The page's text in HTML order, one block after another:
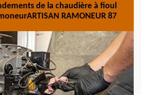
de la chaudière à fioul
RAMONEUR 87